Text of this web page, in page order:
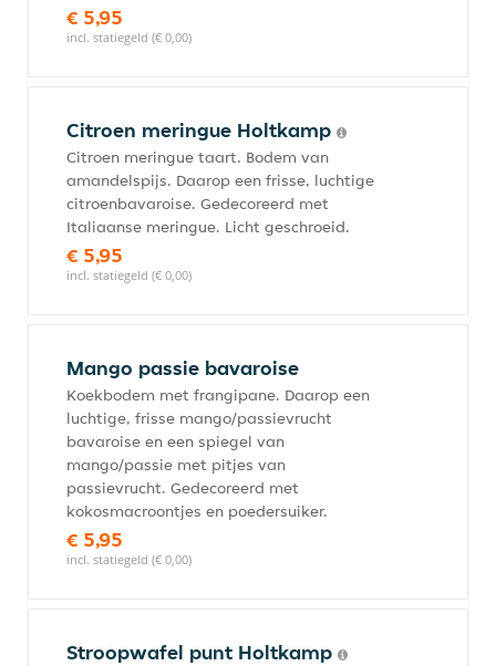
€ 5,95
incl. statiegeld (€ 0,00)
Citroen meringue Holtkamp
Citroen meringue taart. Bodem van
amandelspijs. Daarop een frisse, luchtige
citroenbavaroise. Gedecoreerd met
Italiaanse meringue. Licht geschroeid.
€ 5,95
incl. statiegeld (€ 0,00)
Mango passie bavaroise
Koekbodem met frangipane. Daarop een
luchtige, frisse mango/passievrucht
bavaroise en een spiegel van
mango/passie met pitjes van
passievrucht. Gedecoreerd met
kokosmacroontjes en poedersuiker.
€ 5,95
incl. statiegeld (€ 0,00)
Stroopwafel punt Holtkamp